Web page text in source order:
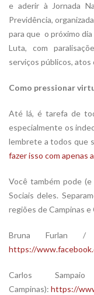
e aderir à Jornada
Previdência,
para que o próximo
Luta, com
serviços públicos, atos
Como pressionar
Até lá, é tarefa de
especialmente os
lembrete a todos que
fazer isso com apenas
Você também pode
Sociais deles.
regiões de Campinas e
Bruna Furlan /
https://
Carlos
Campinas): https://